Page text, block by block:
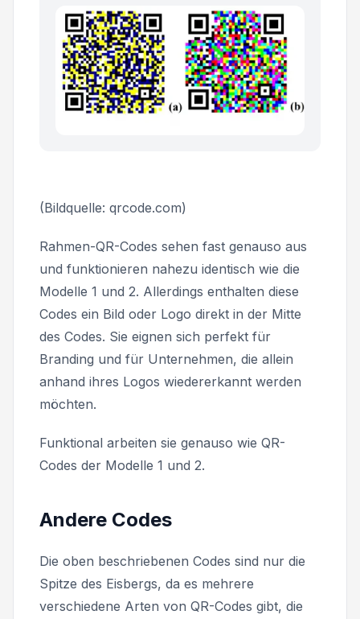
(Bildquelle: qrcode.com)
Rahmen-QR-Codes sehen fast genauso aus
und funktionieren nahezu identisch wie die
Modelle 1 und 2. Allerdings enthalten diese
Codes ein Bild oder Logo direkt in der Mitte
des Codes. Sie eignen sich perfekt für
Branding und für Unternehmen, die allein
anhand ihres Logos wiedererkannt werden
möchten.
Funktional arbeiten sie genauso wie QR-
Codes der Modelle 1 und 2.
Andere Codes
Die oben beschriebenen Codes sind nur die
Spitze des Eisbergs, da es mehrere
verschiedene Arten von QR-Codes gibt, die